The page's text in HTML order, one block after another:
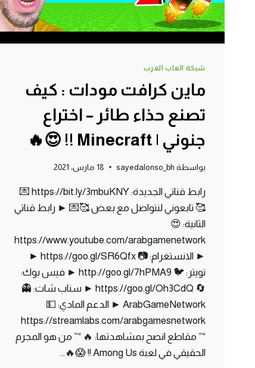
شبكة العاب العرب
ماين كرافت مودات : كيف
تصنع حذاء طائر – اختراع
جنوني | Minecraft !! 😍🔥
بواسطة sayedalonso_bh 18 مارس، 2021
رابط قناتي الجديدة: https://bit.ly/3mbuKNY 💌
🥰 تابعوني لنتواصل مع بعض 🥰💌 ► رابط قناتي
الثانية: 😍
https://www.youtube.com/arabgamenetwork
► الانستغرام: 📷 https://goo.gl/SR6Qfx ►
تويتر: 🐦 http://goo.gl/7hPMA9 ► فيس بوك:
🔄 https://goo.gl/Oh3CdQ ► سناب شات: 👻
ArabGameNetwork ► الدعم المادي: 💵
https://streamlabs.com/arabgamesnetwork
“” مقاطع انصح بمشاهدتها: 🔥 “” من هو المجرم
الحقيقي في لعبة Among Us !! 😱🔥…